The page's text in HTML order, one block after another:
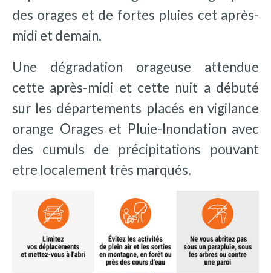
des orages et de fortes pluies cet après-
midi et demain.
Une dégradation orageuse attendue
cette après-midi et cette nuit a débuté
sur les départements placés en vigilance
orange Orages et Pluie-Inondation avec
des cumuls de précipitations pouvant
etre localement très marqués.